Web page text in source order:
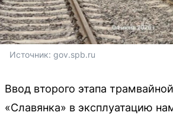
Источник: gov.spb.ru
Ввод второго этапа
«Славянка» в эксплуатацию